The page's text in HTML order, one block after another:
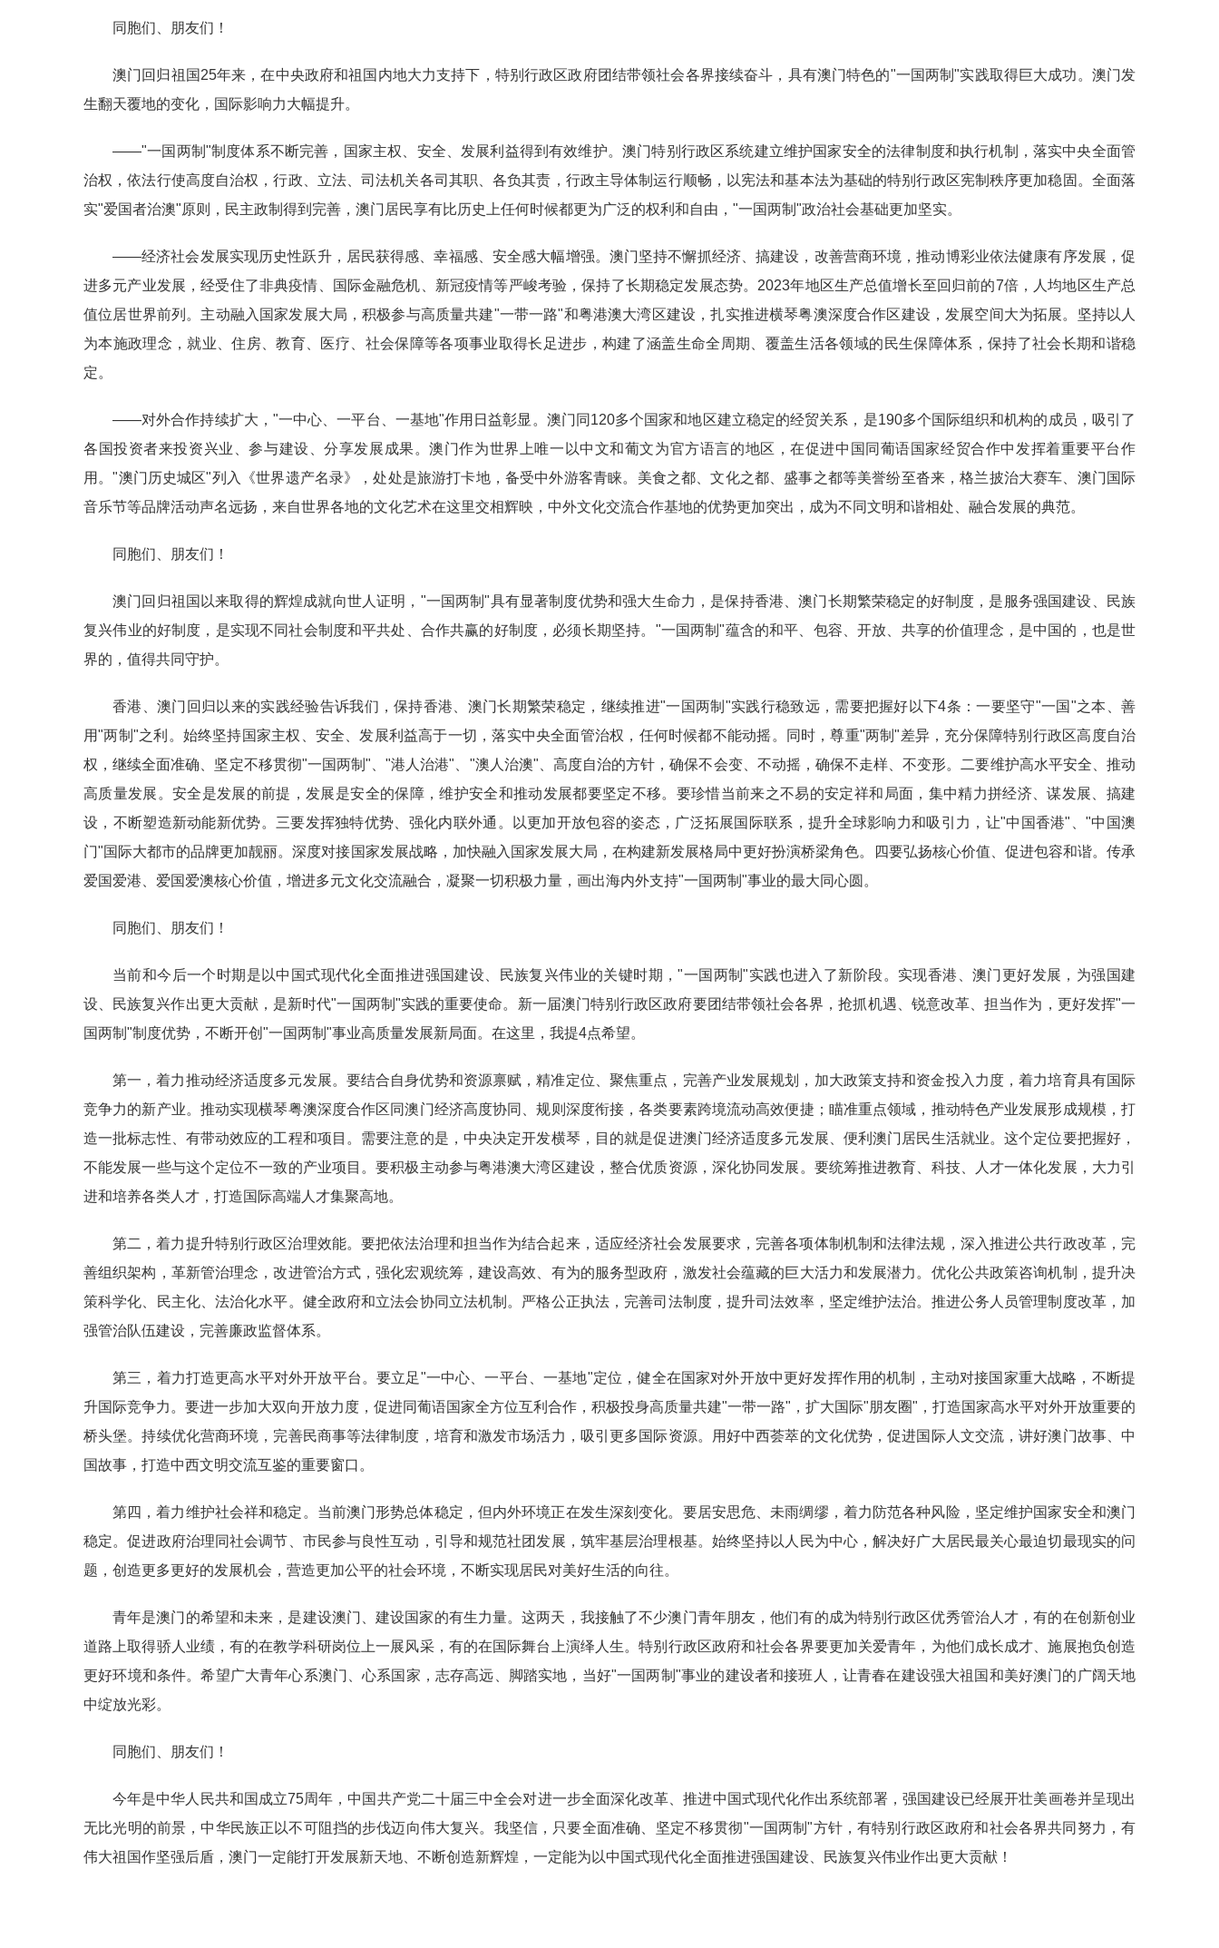
同胞们、朋友们！
澳门回归祖国25年来，在中央政府和祖国内地大力支持下，特别行政区政府团结带领社会各界接续奋斗，具有澳门特色的"一国两制"实践取得巨大成功。澳门发
生翻天覆地的变化，国际影响力大幅提升。
——"一国两制"制度体系不断完善，国家主权、安全、发展利益得到有效维护。澳门特别行政区系统建立维护国家安全的法律制度和执行机制，落实中央全面管
治权，依法行使高度自治权，行政、立法、司法机关各司其职、各负其责，行政主导体制运行顺畅，以宪法和基本法为基础的特别行政区宪制秩序更加稳固。全面落
实"爱国者治澳"原则，民主政制得到完善，澳门居民享有比历史上任何时候都更为广泛的权利和自由，"一国两制"政治社会基础更加坚实。
——经济社会发展实现历史性跃升，居民获得感、幸福感、安全感大幅增强。澳门坚持不懈抓经济、搞建设，改善营商环境，推动博彩业依法健康有序发展，促
进多元产业发展，经受住了非典疫情、国际金融危机、新冠疫情等严峻考验，保持了长期稳定发展态势。2023年地区生产总值增长至回归前的7倍，人均地区生产总
值位居世界前列。主动融入国家发展大局，积极参与高质量共建"一带一路"和粤港澳大湾区建设，扎实推进横琴粤澳深度合作区建设，发展空间大为拓展。坚持以人
为本施政理念，就业、住房、教育、医疗、社会保障等各项事业取得长足进步，构建了涵盖生命全周期、覆盖生活各领域的民生保障体系，保持了社会长期和谐稳
定。
——对外合作持续扩大，"一中心、一平台、一基地"作用日益彰显。澳门同120多个国家和地区建立稳定的经贸关系，是190多个国际组织和机构的成员，吸引了
各国投资者来投资兴业、参与建设、分享发展成果。澳门作为世界上唯一以中文和葡文为官方语言的地区，在促进中国同葡语国家经贸合作中发挥着重要平台作
用。"澳门历史城区"列入《世界遗产名录》，处处是旅游打卡地，备受中外游客青睐。美食之都、文化之都、盛事之都等美誉纷至沓来，格兰披治大赛车、澳门国际
音乐节等品牌活动声名远扬，来自世界各地的文化艺术在这里交相辉映，中外文化交流合作基地的优势更加突出，成为不同文明和谐相处、融合发展的典范。
同胞们、朋友们！
澳门回归祖国以来取得的辉煌成就向世人证明，"一国两制"具有显著制度优势和强大生命力，是保持香港、澳门长期繁荣稳定的好制度，是服务强国建设、民族
复兴伟业的好制度，是实现不同社会制度和平共处、合作共赢的好制度，必须长期坚持。"一国两制"蕴含的和平、包容、开放、共享的价值理念，是中国的，也是世
界的，值得共同守护。
香港、澳门回归以来的实践经验告诉我们，保持香港、澳门长期繁荣稳定，继续推进"一国两制"实践行稳致远，需要把握好以下4条：一要坚守"一国"之本、善
用"两制"之利。始终坚持国家主权、安全、发展利益高于一切，落实中央全面管治权，任何时候都不能动摇。同时，尊重"两制"差异，充分保障特别行政区高度自治
权，继续全面准确、坚定不移贯彻"一国两制"、"港人治港"、"澳人治澳"、高度自治的方针，确保不会变、不动摇，确保不走样、不变形。二要维护高水平安全、推动
高质量发展。安全是发展的前提，发展是安全的保障，维护安全和推动发展都要坚定不移。要珍惜当前来之不易的安定祥和局面，集中精力拼经济、谋发展、搞建
设，不断塑造新动能新优势。三要发挥独特优势、强化内联外通。以更加开放包容的姿态，广泛拓展国际联系，提升全球影响力和吸引力，让"中国香港"、"中国澳
门"国际大都市的品牌更加靓丽。深度对接国家发展战略，加快融入国家发展大局，在构建新发展格局中更好扮演桥梁角色。四要弘扬核心价值、促进包容和谐。传承
爱国爱港、爱国爱澳核心价值，增进多元文化交流融合，凝聚一切积极力量，画出海内外支持"一国两制"事业的最大同心圆。
同胞们、朋友们！
当前和今后一个时期是以中国式现代化全面推进强国建设、民族复兴伟业的关键时期，"一国两制"实践也进入了新阶段。实现香港、澳门更好发展，为强国建
设、民族复兴作出更大贡献，是新时代"一国两制"实践的重要使命。新一届澳门特别行政区政府要团结带领社会各界，抢抓机遇、锐意改革、担当作为，更好发挥"一
国两制"制度优势，不断开创"一国两制"事业高质量发展新局面。在这里，我提4点希望。
第一，着力推动经济适度多元发展。要结合自身优势和资源禀赋，精准定位、聚焦重点，完善产业发展规划，加大政策支持和资金投入力度，着力培育具有国际
竞争力的新产业。推动实现横琴粤澳深度合作区同澳门经济高度协同、规则深度衔接，各类要素跨境流动高效便捷；瞄准重点领域，推动特色产业发展形成规模，打
造一批标志性、有带动效应的工程和项目。需要注意的是，中央决定开发横琴，目的就是促进澳门经济适度多元发展、便利澳门居民生活就业。这个定位要把握好，
不能发展一些与这个定位不一致的产业项目。要积极主动参与粤港澳大湾区建设，整合优质资源，深化协同发展。要统筹推进教育、科技、人才一体化发展，大力引
进和培养各类人才，打造国际高端人才集聚高地。
第二，着力提升特别行政区治理效能。要把依法治理和担当作为结合起来，适应经济社会发展要求，完善各项体制机制和法律法规，深入推进公共行政改革，完
善组织架构，革新管治理念，改进管治方式，强化宏观统筹，建设高效、有为的服务型政府，激发社会蕴藏的巨大活力和发展潜力。优化公共政策咨询机制，提升决
策科学化、民主化、法治化水平。健全政府和立法会协同立法机制。严格公正执法，完善司法制度，提升司法效率，坚定维护法治。推进公务人员管理制度改革，加
强管治队伍建设，完善廉政监督体系。
第三，着力打造更高水平对外开放平台。要立足"一中心、一平台、一基地"定位，健全在国家对外开放中更好发挥作用的机制，主动对接国家重大战略，不断提
升国际竞争力。要进一步加大双向开放力度，促进同葡语国家全方位互利合作，积极投身高质量共建"一带一路"，扩大国际"朋友圈"，打造国家高水平对外开放重要的
桥头堡。持续优化营商环境，完善民商事等法律制度，培育和激发市场活力，吸引更多国际资源。用好中西荟萃的文化优势，促进国际人文交流，讲好澳门故事、中
国故事，打造中西文明交流互鉴的重要窗口。
第四，着力维护社会祥和稳定。当前澳门形势总体稳定，但内外环境正在发生深刻变化。要居安思危、未雨绸缪，着力防范各种风险，坚定维护国家安全和澳门
稳定。促进政府治理同社会调节、市民参与良性互动，引导和规范社团发展，筑牢基层治理根基。始终坚持以人民为中心，解决好广大居民最关心最迫切最现实的问
题，创造更多更好的发展机会，营造更加公平的社会环境，不断实现居民对美好生活的向往。
青年是澳门的希望和未来，是建设澳门、建设国家的有生力量。这两天，我接触了不少澳门青年朋友，他们有的成为特别行政区优秀管治人才，有的在创新创业
道路上取得骄人业绩，有的在教学科研岗位上一展风采，有的在国际舞台上演绎人生。特别行政区政府和社会各界要更加关爱青年，为他们成长成才、施展抱负创造
更好环境和条件。希望广大青年心系澳门、心系国家，志存高远、脚踏实地，当好"一国两制"事业的建设者和接班人，让青春在建设强大祖国和美好澳门的广阔天地
中绽放光彩。
同胞们、朋友们！
今年是中华人民共和国成立75周年，中国共产党二十届三中全会对进一步全面深化改革、推进中国式现代化作出系统部署，强国建设已经展开壮美画卷并呈现出
无比光明的前景，中华民族正以不可阻挡的步伐迈向伟大复兴。我坚信，只要全面准确、坚定不移贯彻"一国两制"方针，有特别行政区政府和社会各界共同努力，有
伟大祖国作坚强后盾，澳门一定能打开发展新天地、不断创造新辉煌，一定能为以中国式现代化全面推进强国建设、民族复兴伟业作出更大贡献！